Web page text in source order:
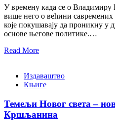
У времену када се о
више него о већини
које покушавају да проникну у
основе његове политике.…
Read More
Издаваштво
Књиге
Темељи Новог света –
Кршљанина